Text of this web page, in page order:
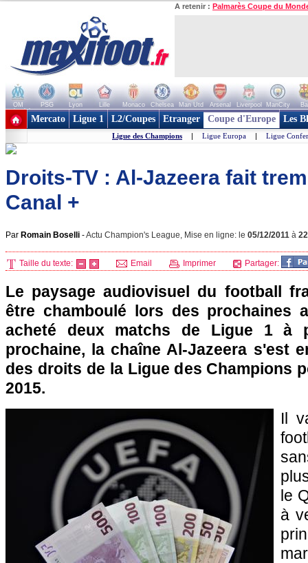
A retenir : Palmarès Coupe du
OM PSG Lyon Lille Monaco Chelsea Man Utd Arsenal Liverpool ManCity
+ de clubs
Mercato Ligue 1 L2/Coupes Etranger Coupe d'Europe Les
Ligue des Champions | Ligue Europa | Ligue
Droits-TV : Al-Jazeera fait
Canal +
Par Romain Boselli -Actu Champion's League, Mise en ligne: le 05/12/2011 à
Taille du texte: Email Imprimer Partager:
Le paysage audiovisuel du football
être chamboulé lors des prochaines
acheté deux matchs de Ligue 1 à
prochaine, la chaîne Al-Jazeera s'est
des droits de la Ligue des Champions
2015.
Il
le
à